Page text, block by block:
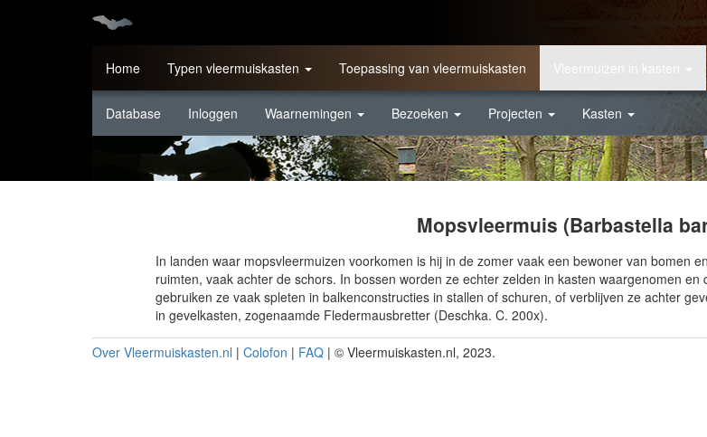
Home Typen vleermuiskasten Toepassing van vleermuiskasten Vleermuizen in kasten
Database Inloggen Waarnemingen Bezoeken Projecten Kasten
Mopsvleermuis (Barbastella
In landen waar mopsvleermuizen voorkomen is hij in de zomer vaak een bewoner van bomen
ruimten, vaak achter de schors. In bossen worden ze echter zelden in kasten waargenomen
gebruiken ze vaak spleten in balkenconstructies in stallen of schuren, of verblijven ze achter
in gevelkasten, zogenaamde Fledermausbretter (Deschka. C. 200x).
Over Vleermuiskasten.nl | Colofon | FAQ | © Vleermuiskasten.nl, 2023.